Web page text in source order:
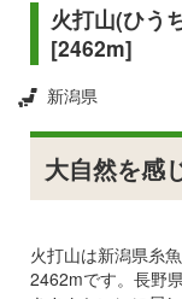
火打山(ひう
[2462m]
新潟県
大自然を感
火打山は新潟県糸
2462mです。長野